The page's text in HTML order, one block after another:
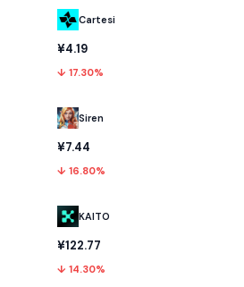
Cartesi
¥4.19
↓ 17.30%
Siren
¥7.44
↓ 16.80%
KAITO
¥122.77
↓ 14.30%